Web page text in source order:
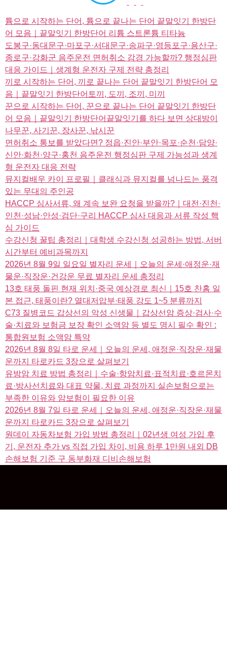
튬으로 시작하는 단어, 튬으로 끝나는 단어 끝말잇기 한방단
어 모음｜끝말잇기 한방단어 리튬 스트론튬 티타늄
도봉구·동대문구·마포구·서대문구·송파구·영등포구·용산구·
종로구·강화군 음주운전 면허취소 감경 가능할까? 행정심판
대응 가이드｜생계형 운전자 구제 전략 총정리
끼로 시작하는 단어, 끼로 끝나는 단어 끝말잇기 한방단어 모
음｜끝말잇기 한방단어토끼, 도끼, 조끼, 미끼
꾼으로 시작하는 단어, 꾼으로 끝나는 단어 끝말잇기 한방단
어 모음｜끝말잇기 한방단어끝말잇기를 하다 보면 상대방이
나무꾼, 사기꾼, 장사꾼, 낚시꾼
면허취소 통보를 받았다면? 정읍·진안·부안·목포·순천·담양·
신안·화천·양구·홍천 음주운전 행정심판 구제 가능성과 생계
형 운전자 대응 전략
뮤지컬배우 카이 프로필｜클래식과 뮤지컬를 넘나드는 품격
있는 무대의 주인공
HACCP 심사서류, 왜 계속 보완 요청을 받을까?｜대전·진천·
인천·성남·안성·검단·구리 HACCP 심사 대응과 서류 작성 핵
심 가이드
수강신청 꿀팁 총정리｜대학생 수강신청 성공하는 방법, 서버
시간부터 예비과목까지
2026년 8월 9일 일요일 별자리 운세｜오늘의 운세·애정운·재
물운·직장운·건강운 무료 별자리 운세 총정리
13호 태풍 돌핀 현재 위치·중국 예상경로 최신｜15호 찬홈 일
본 접근, 태풍이란? 열대저압부·태풍 강도 1~5 분류까지
C73 질병코드 갑상선의 악성 신생물｜갑상선암 증상·검사·수
술·치료와 보험금 보장 확인 소액암 등 별도 명시 필수 확인 :
통합원보험 소액암 특약
2026년 8월 8일 타로 운세｜오늘의 운세, 애정운·직장운·재물
운까지 타로카드 3장으로 살펴보기
유방암 치료 방법 총정리｜수술·항암치료·표적치료·호르몬치
료·방사선치료와 대표 약물, 치료 과정까지 실손보험으로는
부족한 이유와 암보험이 필요한 이유
2026년 8월 7일 타로 운세｜오늘의 운세, 애정운·직장운·재물
운까지 타로카드 3장으로 살펴보기
원데이 자동차보험 가입 방법 총정리｜02년생 여성 가입 후
기, 운전자 추가 vs 직접 가입 차이, 비용 하루 1만원 내외 DB
손해보험 기준 구 동부화재 디비손해보험